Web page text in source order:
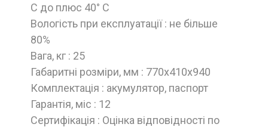
С до плюс 40° С
Вологість при експлуатації : не більше
80%
Вага, кг : 25
Габаритні розміри, мм : 770х410х940
Комплектація : акумулятор, паспорт
Гарантія, міс : 12
Сертифікація : Оцінка відповідності по